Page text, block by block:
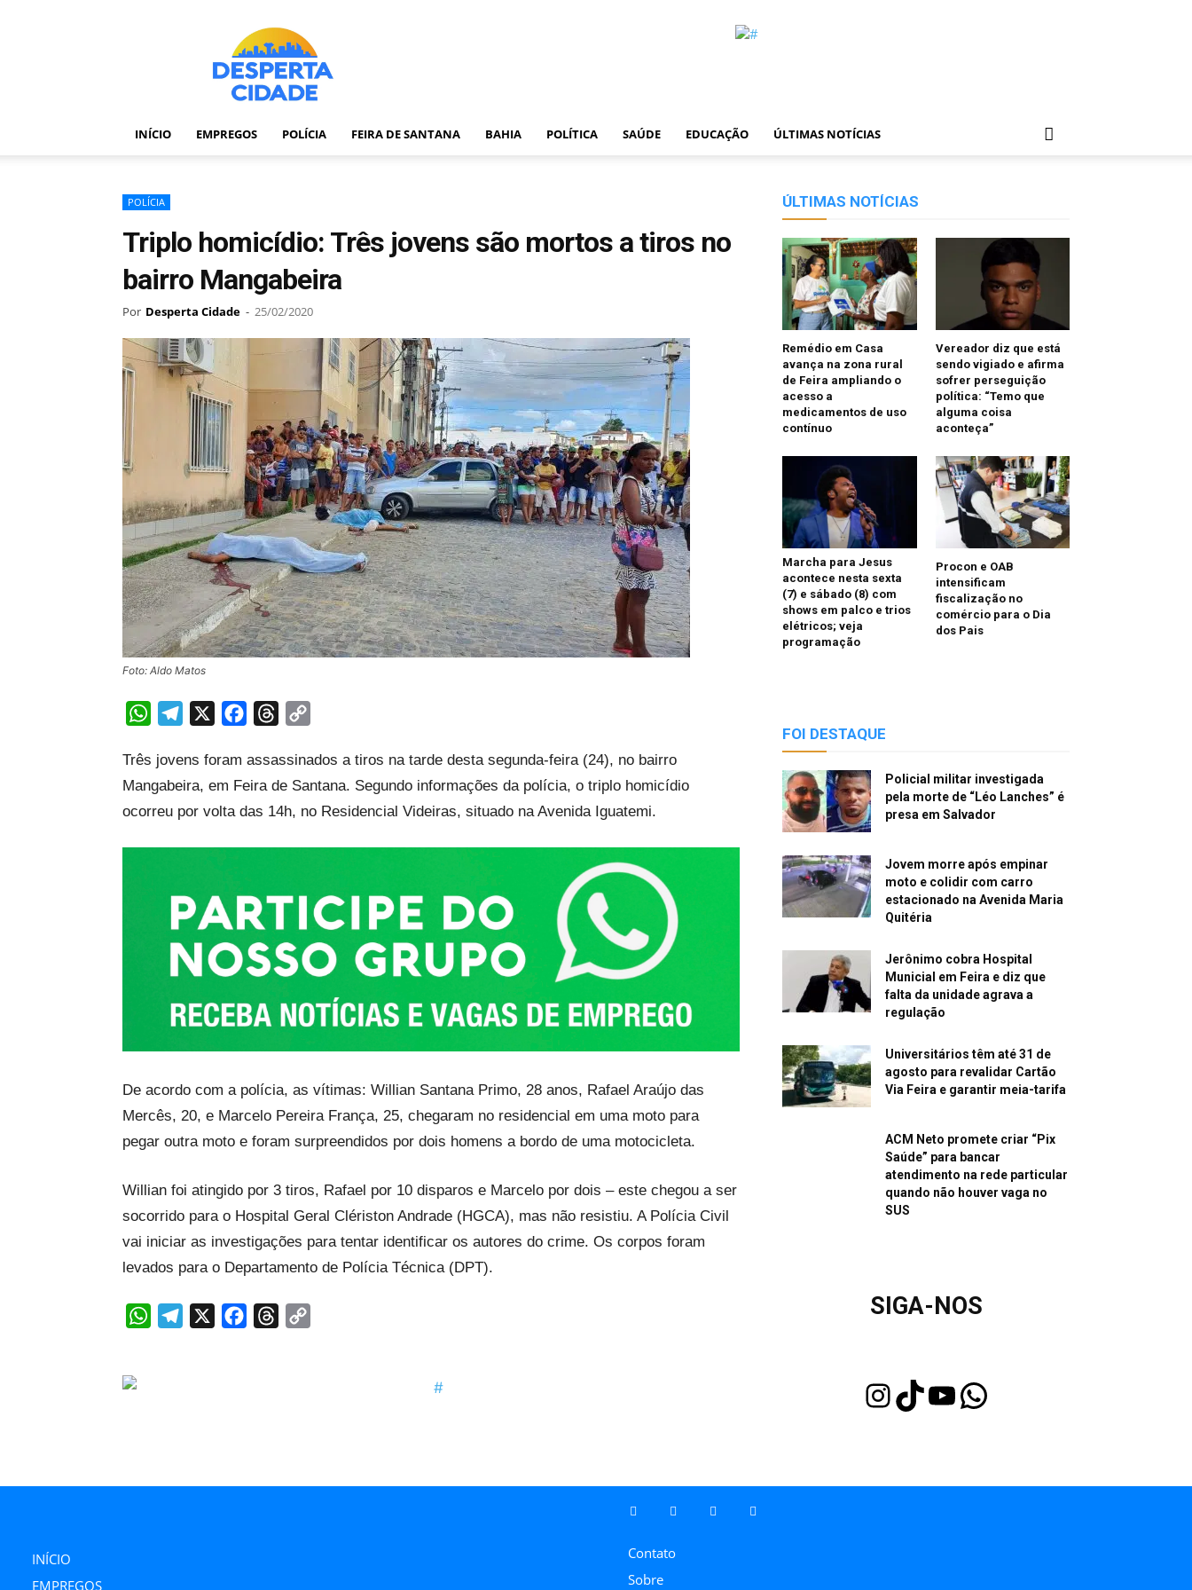
Desperta
Cidade
–
Portal
notícias
Bahia
INÍCIO EMPREGOS POLÍCIA FEIRA DE SANTANA BAHIA POLÍTICA SAÚDE EDUCAÇÃO ÚLTIMAS NOTÍCIAS
POLÍCIA
Triplo homicídio: Três jovens são mortos a tiros no
bairro Mangabeira
Por Desperta Cidade - 25/02/2020
Foto: Aldo Matos
WhatsAppTelegram FacebookThreads
Três jovens foram assassinados a tiros na tarde desta segunda-feira (24), no bairro
Mangabeira, em Feira de Santana. Segundo informações da polícia, o triplo homicídio
ocorreu por volta das 14h, no Residencial Videiras, situado na Avenida Iguatemi.
De acordo com a polícia, as vítimas: Willian Santana Primo, 28 anos, Rafael Araújo das
Mercês, 20, e Marcelo Pereira França, 25, chegaram no residencial em uma moto para
pegar outra moto e foram surpreendidos por dois homens a bordo de uma motocicleta.
Willian foi atingido por 3 tiros, Rafael por 10 disparos e Marcelo por dois – este chegou a ser
socorrido para o Hospital Geral Clériston Andrade (HGCA), mas não resistiu. A Polícia Civil
vai iniciar as investigações para tentar identificar os autores do crime. Os corpos foram
levados para o Departamento de Polícia Técnica (DPT).
WhatsAppTelegram FacebookThreads
ÚLTIMAS NOTÍCIAS
Remédio em Casa
avança na zona rural
de Feira ampliando o
acesso a
medicamentos de uso
contínuo
Vereador diz que está
sendo vigiado e afirma
sofrer perseguição
política: “Temo que
alguma coisa
aconteça”
Marcha para Jesus
acontece nesta sexta
(7) e sábado (8) com
shows em palco e trios
elétricos; veja
programação
Procon e OAB
intensificam
fiscalização no
comércio para o Dia
dos Pais
FOI DESTAQUE
Policial militar investigada
pela morte de “Léo Lanches” é
presa em Salvador
Jovem morre após empinar
moto e colidir com carro
estacionado na Avenida Maria
Quitéria
Jerônimo cobra Hospital
Municial em Feira e diz que
falta da unidade agrava a
regulação
Universitários têm até 31 de
agosto para revalidar Cartão
Via Feira e garantir meia-tarifa
ACM Neto promete criar “Pix
Saúde” para bancar
atendimento na rede particular
quando não houver vaga no
SUS
SIGA-NOS
InstagramTikTok Youtube WhatsApp
INÍCIO
EMPREGOS
Contato
Sobre